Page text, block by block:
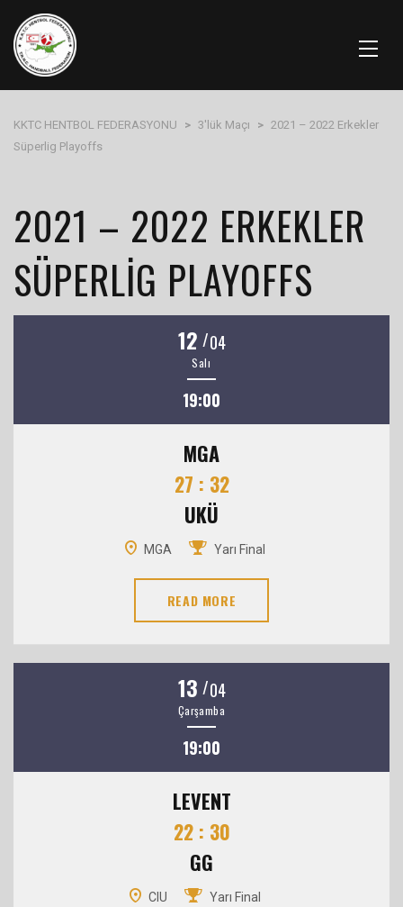
KKTC HENTBOL FEDERASYONU > 3'lük Maçı > 2021 – 2022 Erkekler
Süperlig Playoffs
2021 – 2022 ERKEKLER
SÜPERLIG PLAYOFFS
12 /04
Salı
19:00
MGA
27 : 32
UKÜ
MGA Yarı Final
READ MORE
13 /04
Çarşamba
19:00
LEVENT
22 : 30
GG
CIU Yarı Final